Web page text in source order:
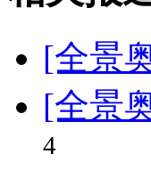
[全景
[全景
4